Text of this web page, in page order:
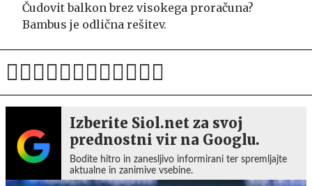
Čudovit balkon brez visokega proračuna?
Bambus je odlična rešitev.
Izberite Siol.net za svoj
prednostni vir na Googlu.
Bodite hitro in zanesljivo informirani ter spremljajte
aktualne in zanimive vsebine.